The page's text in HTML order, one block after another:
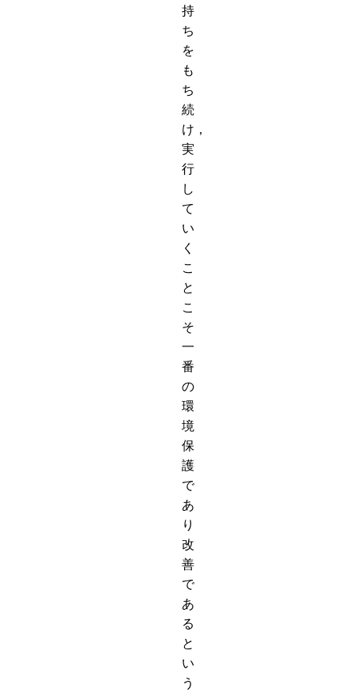
持
ち
を
も
ち
続
け，
実
行
し
て
い
く
こ
と
こ
そ
一
番
の
環
境
保
護
で
あ
り
改
善
で
あ
る
と
い
う